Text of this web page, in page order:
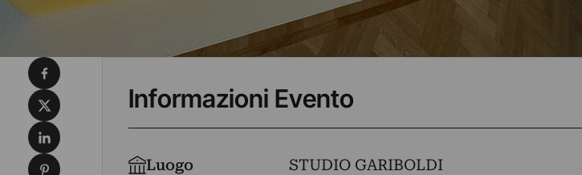
Informazioni Evento
Luogo
STUDIO GARIBOLDI
Condividi su Facebook
Condividi su X
Condividi su LinkedIn
Condividi su Pinterest